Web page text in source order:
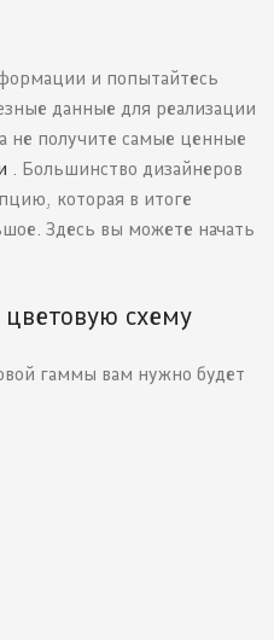
и попытайтесь
данные для реализации
не получите самые ценные
. Большинство дизайнеров
которая в итоге
Здесь вы можете начать
схему
гаммы вам нужно будет